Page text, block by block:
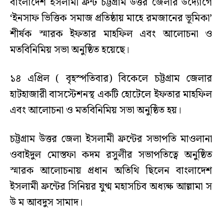
‘ইনসাফ ভিত্তিক সমাজ প্রতিষ্ঠায় মাহে রমজানের ভূমিকা’
শীর্ষক স্মারক ইফতার মাহফিল এবং আলোচনা ও
মতবিনিমিয় সভা অনুষ্ঠিত হয়েছে।
১৪ এপ্রিল ( বৃহস্পতিবার) বিকেলে চট্টগ্রাম জেলার
হাটহাজারী বাসস্টেশনস্থ একটি হোটেলে ইফতার মাহফিল
এবং আলোচনা ও মতবিনিমিয় সভা অনুষ্ঠিত হয়।
চট্টগ্রাম উত্তর জেলা ইসলামী ফ্রন্টের সভাপতি মাওলানা
ওবাইদুল মোস্তফা কদম রসুলীর সভাপতিত্বে অনুষ্ঠিত
স্মারক আলোচনায় প্রধান অতিথি ছিলেন বাংলাদেশ
ইসলামী ফ্রন্টের সিনিয়র যুগ্ম মহাসচিব অধ্যক্ষ আল্লামা স
উ ম আবদুস সামাদ।